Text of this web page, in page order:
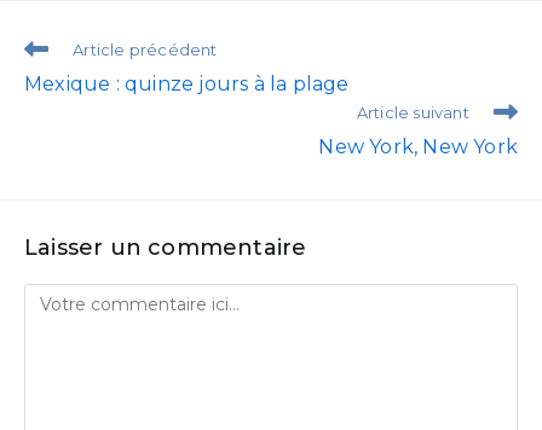
Article précédent
Mexique : quinze jours à la plage
Article suivant
New York, New York
Laisser un commentaire